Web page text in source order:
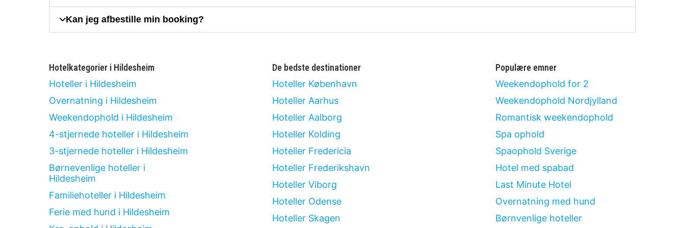
Kan jeg afbestille min booking?
Hotelkategorier i Hildesheim
Hoteller i Hildesheim
Overnatning i Hildesheim
Weekendophold i Hildesheim
4-stjernede hoteller i Hildesheim
3-stjernede hoteller i Hildesheim
Børnevenlige hoteller i
Hildesheim
Familiehoteller i Hildesheim
Ferie med hund i Hildesheim
De bedste destinationer
Hoteller København
Hoteller Aarhus
Hoteller Aalborg
Hoteller Kolding
Hoteller Fredericia
Hoteller Frederikshavn
Hoteller Viborg
Hoteller Odense
Hoteller Skagen
Populære emner
Weekendophold for 2
Weekendophold Nordjylland
Romantisk weekendophold
Spa ophold
Spaophold Sverige
Hotel med spabad
Last Minute Hotel
Overnatning med hund
Børnvenlige hoteller